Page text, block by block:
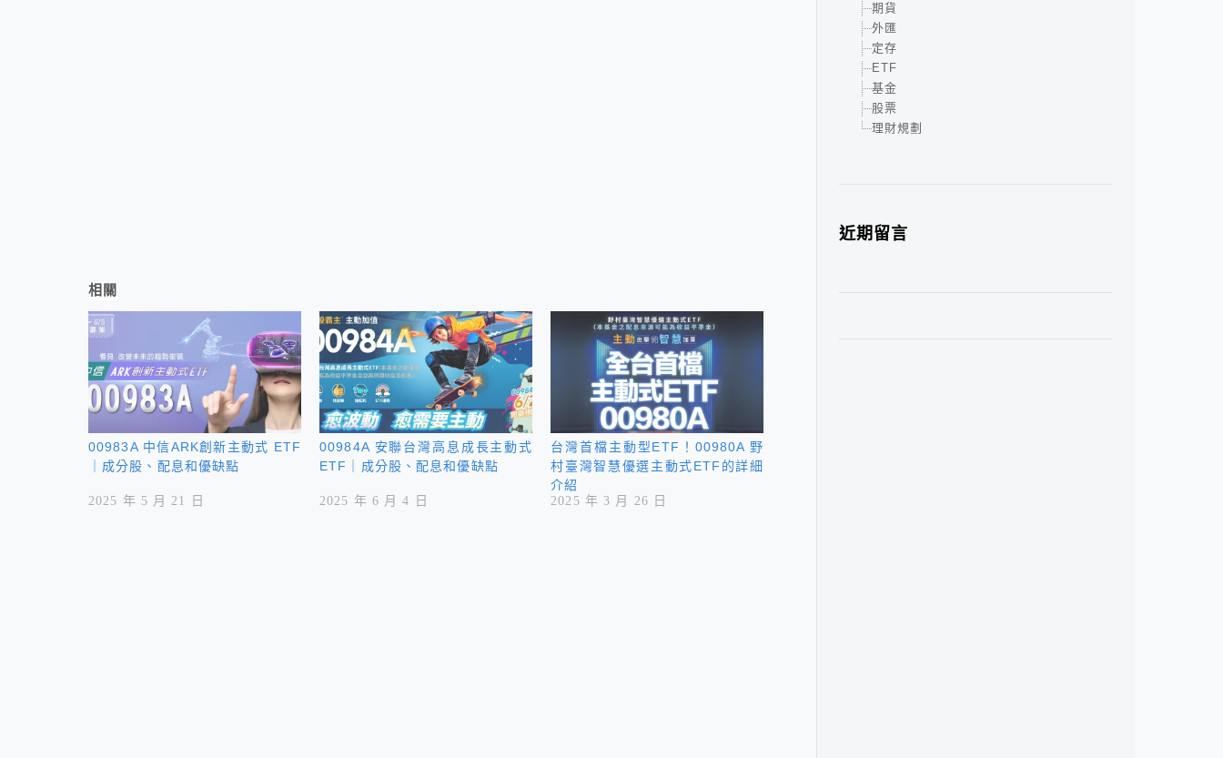
相關
00983A 中信ARK創新主動式 ETF
｜成分股、配息和優缺點
2025 年 5 月 21 日
00984A 安聯台灣高息成長主動式
ETF｜成分股、配息和優缺點
2025 年 6 月 4 日
台灣首檔主動型ETF！00980A 野
村臺灣智慧優選主動式ETF的詳細
介紹
2025 年 3 月 26 日
期貨
外匯
定存
ETF
基金
股票
理財規劃
近期留言